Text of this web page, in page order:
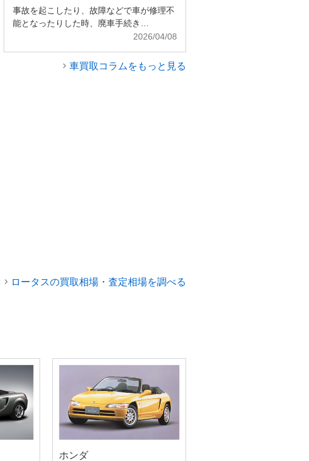
事故を起こしたり、故障などで車が修理不
能となったりした時、廃車手続き…
2026/04/08
車買取コラムをもっと見る
ロータスの買取相場・査定相場を調べる
ホンダ